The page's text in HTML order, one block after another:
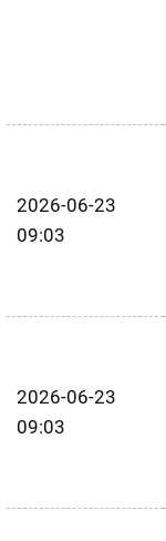
2026-06-23
09:03
2026-06-23
09:03